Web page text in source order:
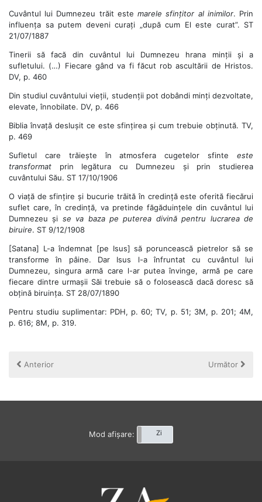
Cuvântul lui Dumnezeu trăit estemarele sfințitor al inimilor. Prin
influența sa putem deveni curați „după cum El este curat”. ST
21/07/1887
Tinerii să facă din cuvântul lui Dumnezeu hrana minții și a
sufletului. (…) Fiecare gând va fi făcut rob ascultării de Hristos.
DV, p. 460
Din studiul cuvântului vieții, studenții pot dobândi minți dezvoltate,
elevate, înnobilate. DV, p. 466
Biblia învață deslușit ce este sfințirea și cum trebuie obținută. TV,
p. 469
Sufletul care trăiește în atmosfera cugetelor sfinte este
transformat prin legătura cu Dumnezeu și prin studierea
cuvântului Său. ST 17/10/1906
O viață de sfințire și bucurie trăită în credință este oferită fiecărui
suflet care, în credință, va pretinde făgăduințele din cuvântul lui
Dumnezeu și se va baza pe puterea divină pentru lucrarea de
biruire. ST 9/12/1908
[Satana] L-a îndemnat [pe Isus] să poruncească pietrelor să se
transforme în pâine. Dar Isus l-a înfruntat cu cuvântul lui
Dumnezeu, singura armă care l-ar putea învinge, armă pe care
fiecare dintre urmașii Săi trebuie să o folosească dacă doresc să
obțină biruința. ST 28/07/1890
Pentru studiu suplimentar: PDH, p. 60; TV, p. 51; 3M, p. 201; 4M,
p. 616; 8M, p. 319.
Anterior Următor
Mod afișare:
Noapte Zi